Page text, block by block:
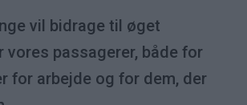
vil bidrage til øget
passagerer, både for
for arbejde og for dem, der